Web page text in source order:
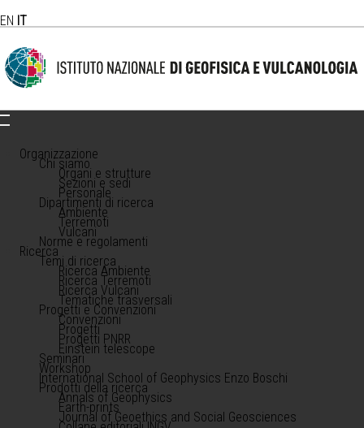
EN IT
Organizzazione
Chi siamo
Organi e strutture
Sezioni e sedi
Personale
Dipartimenti di ricerca
Ambiente
Terremoti
Vulcani
Norme e regolamenti
Ricerca
Temi di ricerca
Ricerca Ambiente
Ricerca Terremoti
Ricerca Vulcani
Tematiche trasversali
Progetti e Convenzioni
Convenzioni
Progetti
Progetti PNRR
Einstein telescope
Seminari
Workshop
International School of Geophysics Enzo Boschi
Prodotti della ricerca
Annals of Geophysics
Earth-prints
Journal of Geoethics and Social Geosciences